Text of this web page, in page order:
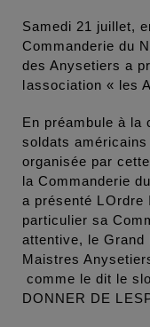
Samedi 21 juillet,
Commanderie du
des Anysetiers a
lassociation « les
En préambule à la
soldats
organisée par
la Commanderie
a présenté
particulier sa
attentive, le Grand
Maistres
comme le dit le
DONNER DE